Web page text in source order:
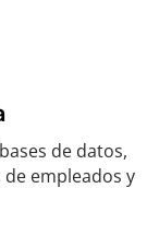
de datos,
empleados y